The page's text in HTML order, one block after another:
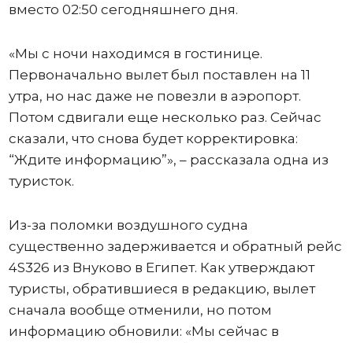
вместо 02:50 сегодняшнего дня.
«Мы с ночи находимся в гостинице.
Первоначально вылет был поставлен на 11
утра, но нас даже не повезли в аэропорт.
Потом сдвигали еще несколько раз. Сейчас
сказали, что снова будет корректировка:
“Ждите информацию”», – рассказала одна из
туристок.
Из-за поломки воздушного судна
существенно задерживается и обратный рейс
4S326 из Внуково в Египет. Как утверждают
туристы, обратившиеся в редакцию, вылет
сначала вообще отменили, но потом
информацию обновили: «Мы сейчас в